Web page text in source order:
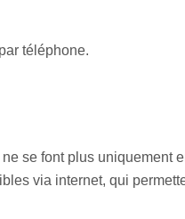
téléphone.
se font plus uniquement
via internet, qui